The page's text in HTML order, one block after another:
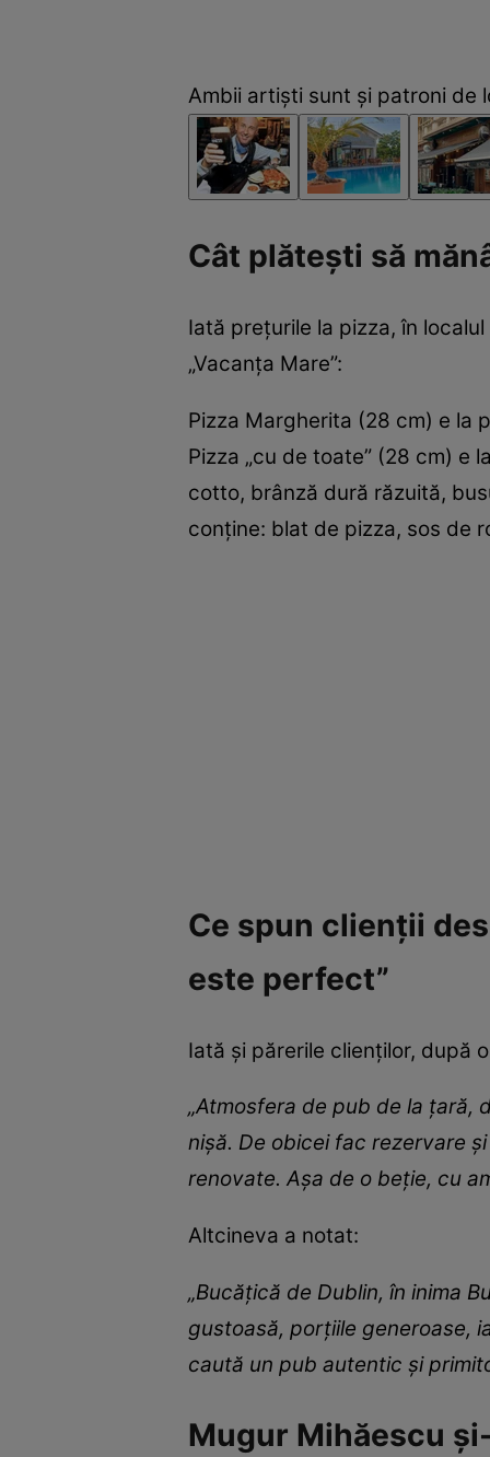
Ambii artiști sunt și patroni de
Cât plătești să
Iată prețurile la pizza, în
„Vacanța Mare”:
Pizza Margherita (28 cm) e la
Pizza „cu de toate” (28 cm) e
cotto, brânză dură răzuită,
conține: blat de pizza, sos de
Ce spun clienții
este perfect”
Iată și părerile clienților, după
„Atmosfera de pub de la țară,
nişă. De obicei fac rezervare
renovate. Așa de o beție, cu
Altcineva a notat:
„Bucățică de Dublin, în inima
gustoasă, porțiile generoase,
caută un pub autentic și
Mugur Mihăescu